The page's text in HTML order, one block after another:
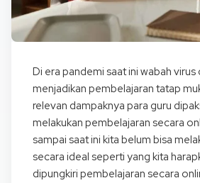
Di era pandemi saat ini wabah
menjadikan pembelajaran tatap
relevan dampaknya para guru
melakukan pembelajaran secara
sampai saat ini kita belum bisa
secara ideal seperti yang kita
dipungkiri pembelajaran secara